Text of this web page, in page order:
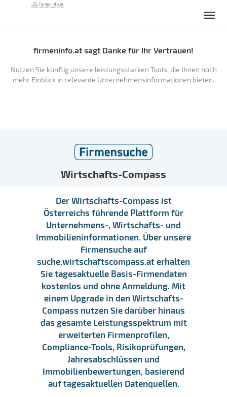
firmeninfo.at sagt Danke für Ihr Vertrauen!
Nutzen Sie künftig unsere leistungsstarken Tools, die Ihnen noch
mehr Einblick in relevante Unternehmensinformationen bieten.
Wirtschafts-Compass
Der Wirtschafts-Compass ist
Österreichs führende Plattform für
Unternehmens-, Wirtschafts- und
Immobilieninformationen. Über unsere
Firmensuche auf
suche.wirtschaftscompass.at erhalten
Sie tagesaktuelle Basis-Firmendaten
kostenlos und ohne Anmeldung. Mit
einem Upgrade in den Wirtschafts-
Compass nutzen Sie darüber hinaus
das gesamte Leistungsspektrum mit
erweiterten Firmenprofilen,
Compliance-Tools, Risikoprüfungen,
Jahresabschlüssen und
Immobilienbewertungen, basierend
auf tagesaktuellen Datenquellen.